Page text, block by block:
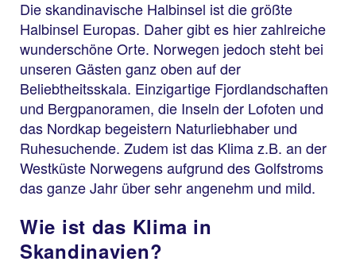
Die skandinavische Halbinsel ist die größte
Halbinsel Europas. Daher gibt es hier zahlreiche
wunderschöne Orte. Norwegen jedoch steht bei
unseren Gästen ganz oben auf der
Beliebtheitsskala. Einzigartige Fjordlandschaften
und Bergpanoramen, die Inseln der Lofoten und
das Nordkap begeistern Naturliebhaber und
Ruhesuchende. Zudem ist das Klima z.B. an der
Westküste Norwegens aufgrund des Golfstroms
das ganze Jahr über sehr angenehm und mild.
Wie ist das Klima in
Skandinavien?